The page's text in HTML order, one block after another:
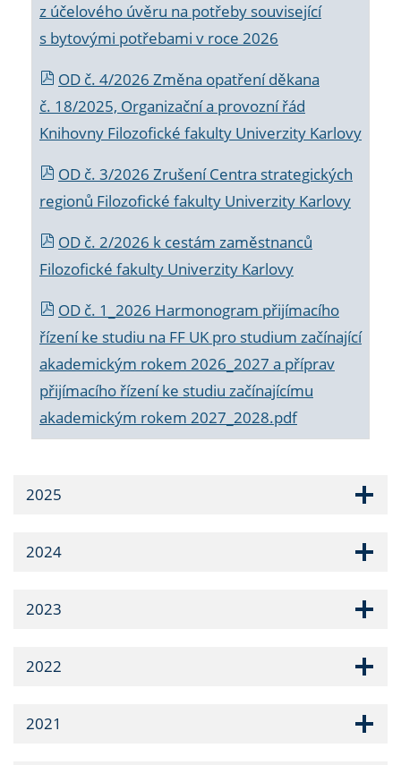
z účelového úvěru na potřeby související
s bytovými potřebami v roce 2026
OD č. 4/2026 Změna opatření děkana
č. 18/2025, Organizační a provozní řád
Knihovny Filozofické fakulty Univerzity Karlovy
OD č. 3/2026 Zrušení Centra strategických
regionů Filozofické fakulty Univerzity Karlovy
OD č. 2/2026 k cestám zaměstnanců
Filozofické fakulty Univerzity Karlovy
OD č. 1_2026 Harmonogram přijímacího
řízení ke studiu na FF UK pro studium začínající
akademickým rokem 2026_2027 a příprav
přijímacího řízení ke studiu začínajícímu
akademickým rokem 2027_2028.pdf
2025
2024
2023
2022
2021